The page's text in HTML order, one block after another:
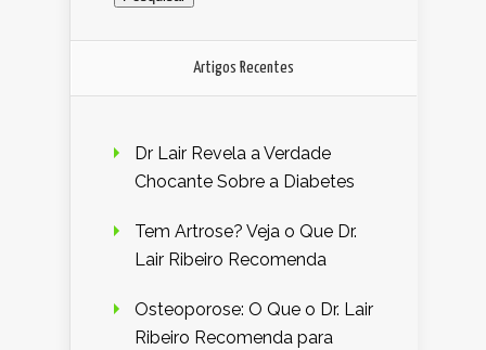
Artigos Recentes
Dr Lair Revela a Verdade
Chocante Sobre a Diabetes
Tem Artrose? Veja o Que Dr.
Lair Ribeiro Recomenda
Osteoporose: O Que o Dr. Lair
Ribeiro Recomenda para